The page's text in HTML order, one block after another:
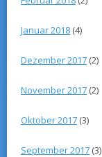
Januar 2018 (4)
Dezember 2017 (2)
November 2017 (2)
Oktober 2017 (3)
September 2017 (3)